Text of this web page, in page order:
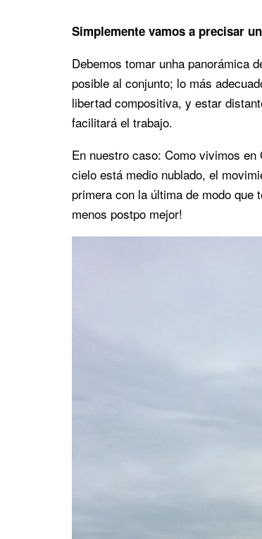
Simplemente vamos a precisar
Debemos tomar unha panorámica
posible al conjunto; lo más
libertad compositiva, y estar
facilitará el trabajo.
En nuestro caso: Como vivimos
cielo está medio nublado, el
primera con la última de modo
menos postpo mejor!